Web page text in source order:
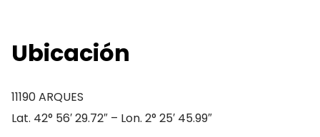
Ubicación
11190 ARQUES
Lat. 42° 56′ 29.72″ – Lon. 2° 25′ 45.99″